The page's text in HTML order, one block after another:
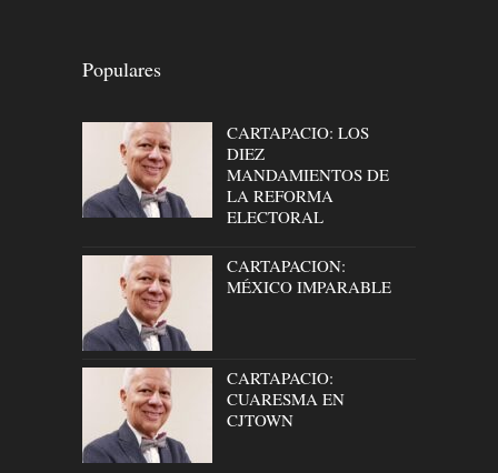
Populares
CARTAPACIO: LOS
DIEZ
MANDAMIENTOS DE
LA REFORMA
ELECTORAL
CARTAPACION:
MÉXICO IMPARABLE
CARTAPACIO:
CUARESMA EN
CJTOWN